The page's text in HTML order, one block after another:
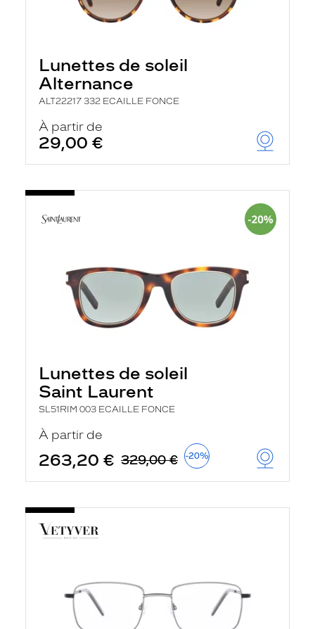
Lunettes de soleil
Alternance
ALT22217 332 ECAILLE FONCE
À partir de
29,00 €
Lunettes de soleil
Saint Laurent
SL51RIM 003 ECAILLE FONCE
À partir de
263,20 € 329,00 € -20%